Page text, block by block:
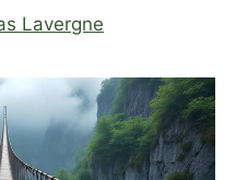
Lavergne